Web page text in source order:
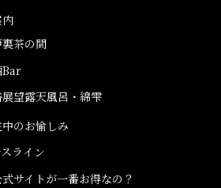
茶の間
Bar
望露天風呂・綿雫
中のお愉しみ
ライン
サイトが一番お得なの？